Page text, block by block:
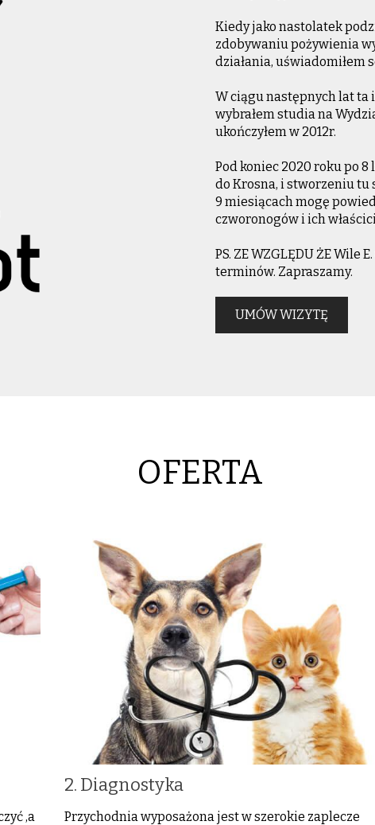
Kiedy jako nastolatek
zdobywaniu pożywienia
działania, uświadomiłem
W ciągu następnych lat ta
wybrałem studia na
ukończyłem w 2012r.
Pod koniec 2020 roku po
do Krosna, i stworzeniu tu
9 miesiącach mogę
czworonogów i ich
PS. ZE WZGLĘDU ŻE
terminów. Zapraszamy.
UMÓW WIZYTĘ
OFERTA
,a
2. Diagnostyka
Przychodnia wyposażona jest w szerokie zaplecze